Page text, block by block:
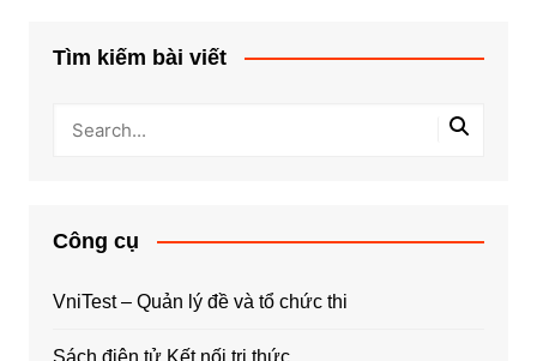
Tìm kiếm bài viết
Công cụ
VniTest – Quản lý đề và tổ chức thi
Sách điện tử Kết nối tri thức